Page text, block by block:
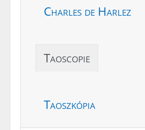
Charles de Harlez
Taoscopie
Taoszkópia